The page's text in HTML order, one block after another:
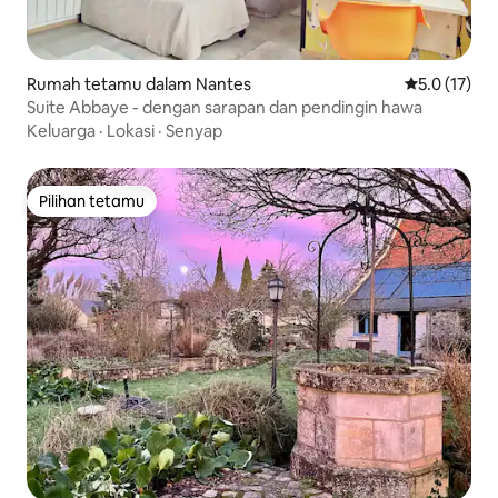
Rumah tetamu dalam Nantes Penarafan
5.0 (17)
Suite Abbaye - dengan sarapan dan pendingin hawa
Keluarga · Lokasi · Senyap
Pilihan tetamu
Pilihan tetamu